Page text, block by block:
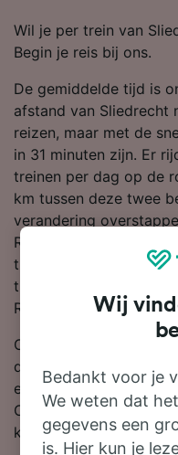
Wil je per trein van
Begin je reis bij ons.
De gemiddelde tijd is
afstand van Sliedrecht
reizen, maar met de
in 31 minuten zijn. Er
treinen per dag op de
km tussen deze twee
verandering
Rotterdam, want er zijn
treindiensten op deze
treinmaatschappij op
Rotterdam.
Om je te helpen met
de goedkoopste
eruit springen als je in
Onthoud: hoe eerder je
korting je krijgt!
Wij
Bedankt voor je
We weten dat
gegevens een
is. Hier kun je